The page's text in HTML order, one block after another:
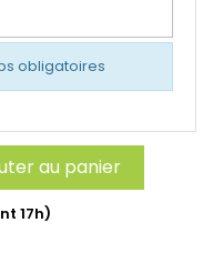
obligatoires
au panier
17h)